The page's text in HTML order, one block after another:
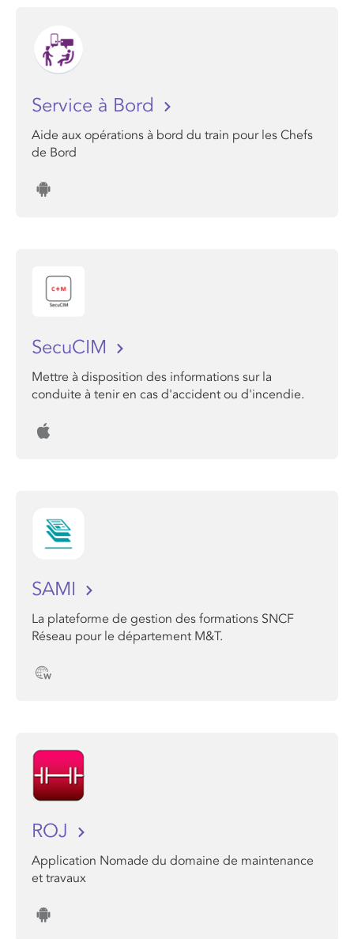
Service à Bord
Aide aux opérations à bord du train pour les Chefs
de Bord
SecuCIM
Mettre à disposition des informations sur la
conduite à tenir en cas d'accident ou d'incendie.
SAMI
La plateforme de gestion des formations SNCF
Réseau pour le département M&T.
ROJ
Application Nomade du domaine de maintenance
et travaux